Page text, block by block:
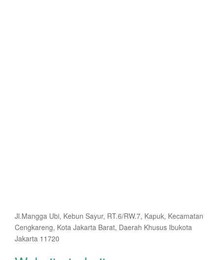
Jl.Mangga Ubi, Kebun Sayur, RT.6/RW.7, Kapuk, Kecamatan
Cengkareng, Kota Jakarta Barat, Daerah Khusus Ibukota
Jakarta 11720